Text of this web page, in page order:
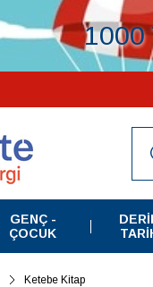
1000
GENÇ -
ÇOCUK
Ketebe Kitap